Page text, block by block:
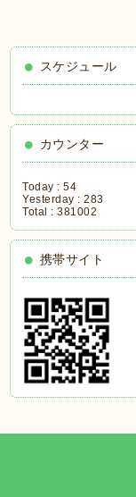
スケジュール
カウンター
Today :54
Yesterday :283
Total :381002
携帯サイト